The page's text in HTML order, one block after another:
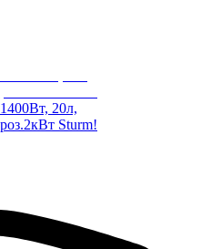
20л,
Sturm!